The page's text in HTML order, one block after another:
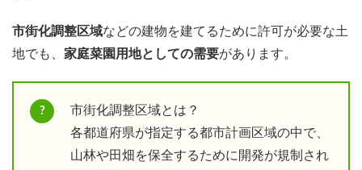
市街化調整区域などの建物を建てるために許可が必要な土
地でも、 家庭菜園用地としての需要があります。
市街化調整区域とは？
各都道府県が指定する都市計画区域の中で、
山林や田畑を保全するために開発が規制され